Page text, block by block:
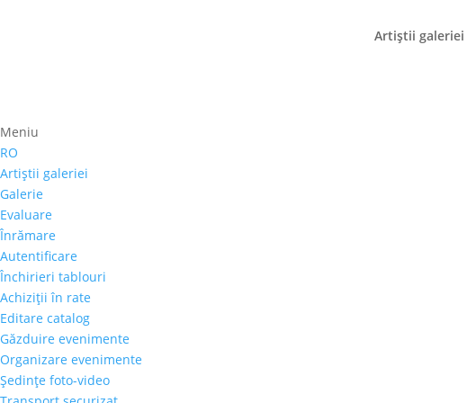
Artiştii galeriei
Meniu
RO
Artiştii galeriei
Galerie
Evaluare
Înrămare
Autentificare
Închirieri tablouri
Achiziţii în rate
Editare catalog
Găzduire evenimente
Organizare evenimente
Şedinţe foto-video